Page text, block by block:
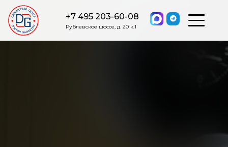
+7 495 203-60-08
Рублевское шоссе, д. 20 к.1